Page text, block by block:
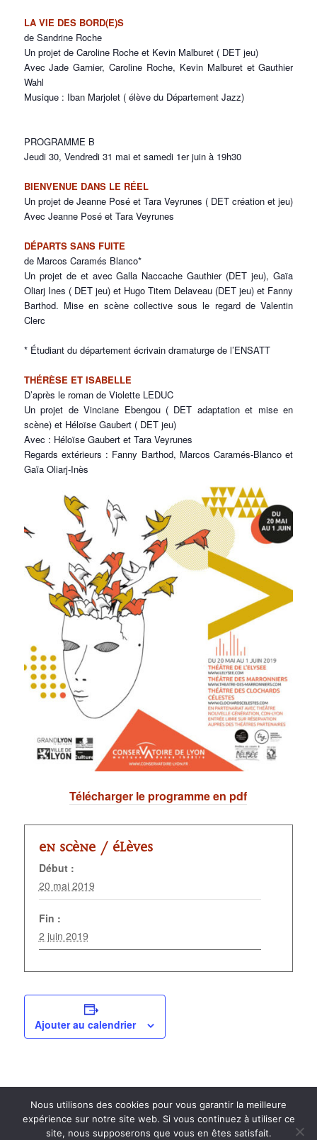
LA VIE DES BORD(E)S
de Sandrine Roche
Un projet de Caroline Roche et Kevin Malburet ( DET jeu)
Avec Jade Garnier, Caroline Roche, Kevin Malburet et Gauthier
Wahl
Musique : Iban Marjolet ( élève du Département Jazz)
PROGRAMME B
Jeudi 30, Vendredi 31 mai et samedi 1er juin à 19h30
BIENVENUE DANS LE RÉEL
Un projet de Jeanne Posé et Tara Veyrunes ( DET création et jeu)
Avec Jeanne Posé et Tara Veyrunes
DÉPARTS SANS FUITE
de Marcos Caramés Blanco*
Un projet de et avec Galla Naccache Gauthier (DET jeu), Gaïa
Oliarj Ines ( DET jeu) et Hugo Titem Delaveau (DET jeu) et Fanny
Barthod. Mise en scène collective sous le regard de Valentin
Clerc
* Étudiant du département écrivain dramaturge de l’ENSATT
THÉRÈSE ET ISABELLE
D’après le roman de Violette LEDUC
Un projet de Vinciane Ebengou ( DET adaptation et mise en
scène) et Héloïse Gaubert ( DET jeu)
Avec : Héloïse Gaubert et Tara Veyrunes
Regards extérieurs : Fanny Barthod, Marcos Caramés-Blanco et
Gaïa Oliarj-Inès
Télécharger le programme en pdf
En scène / Élèves
Début :
20 mai 2019
Fin :
2 juin 2019
Ajouter au calendrier
Nous utilisons des cookies pour vous garantir la meilleure
expérience sur notre site web. Si vous continuez à utiliser ce
site, nous supposerons que vous en êtes satisfait.